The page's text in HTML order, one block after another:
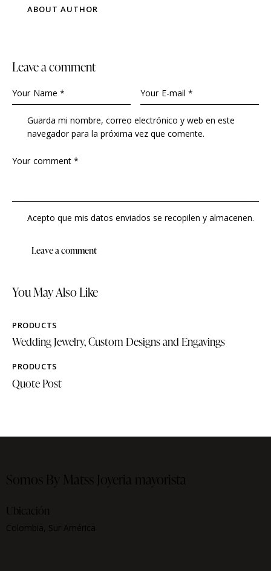
ABOUT AUTHOR
Leave a comment
Guarda mi nombre, correo electrónico y web en este
navegador para la próxima vez que comente.
Acepto que mis datos enviados se recopilen y almacenen.
You May Also Like
PRODUCTS
Wedding Jewelry, Custom Designs and Engavings
PRODUCTS
Quote Post
Somos By Matss Joyeria mayorista
Ubicación
Colombia, Sur América